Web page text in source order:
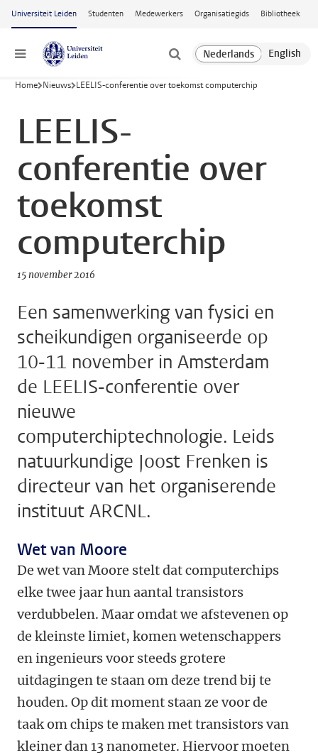
Ga naar hoofdinhoud
Universiteit Leiden Studenten Medewerkers Organisatiegids Bibliotheek
Menu
Home Nieuws LEELIS-conferentie over toekomst computerchip
LEELIS-
conferentie over
toekomst
computerchip
15 november 2016
Een samenwerking van fysici en
scheikundigen organiseerde op
10-11 november in Amsterdam
de LEELIS-conferentie over
nieuwe
computerchiptechnologie. Leids
natuurkundige Joost Frenken is
directeur van het organiserende
instituut ARCNL.
Wet van Moore
De wet van Moore stelt dat computerchips
elke twee jaar hun aantal transistors
verdubbelen. Maar omdat we afstevenen op
de kleinste limiet, komen wetenschappers
en ingenieurs voor steeds grotere
uitdagingen te staan om deze trend bij te
houden. Op dit moment staan ze voor de
taak om chips te maken met transistors van
kleiner dan 13 nanometer. Hiervoor moeten